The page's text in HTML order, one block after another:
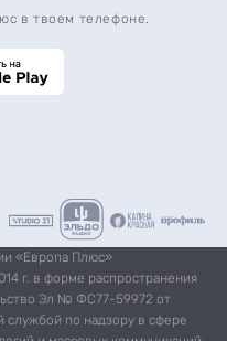
в твоем телефоне.
«Европа Плюс»
г. в форме распространения
Эл № ФС77-59972 от
службой по надзору в сфере